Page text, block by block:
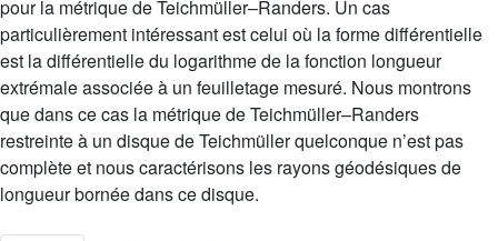
pour la métrique de Teichmüller–Randers. Un cas
particulièrement intéressant est celui où la forme différentielle
est la différentielle du logarithme de la fonction longueur
extrémale associée à un feuilletage mesuré. Nous montrons
que dans ce cas la métrique de Teichmüller–Randers
restreinte à un disque de Teichmüller quelconque n’est pas
complète et nous caractérisons les rayons géodésiques de
longueur bornée dans ce disque.